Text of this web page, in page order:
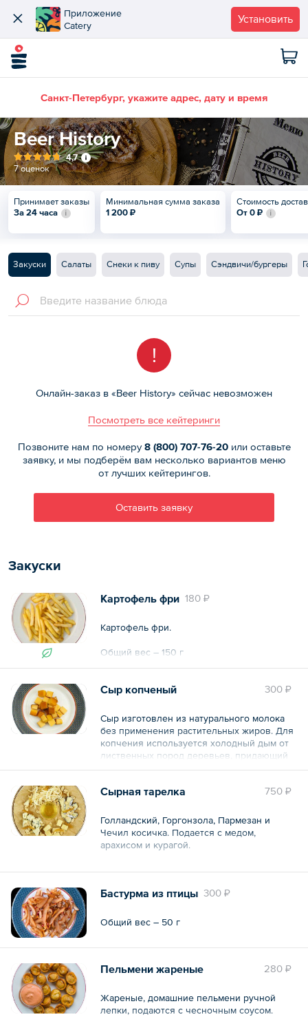
Приложение
Catery
Установить
Санкт-Петербург, укажите адрес, дату и время
Beer History
4,7
7 оценок
Принимает заказы
За 24 часа
Минимальная сумма заказа
1 200 ₽
Стоимость
От 0 ₽
Закуски Салаты Снеки к пиву Супы Сэндвичи/бургеры
!
Онлайн-заказ в «Beer History» сейчас невозможен
Посмотреть все кейтеринги
Позвоните нам по номеру8 (800) 707-76-20или оставьте
заявку, и мы подберём вам несколько вариантов меню
от лучших кейтерингов.
Оставить заявку
Закуски
180 ₽
Картофель фри
Картофель фри.
Общий вес – 150 г
300 ₽
Сыр копченый
Сыр изготовлен из натурального молока
без применения растительных жиров. Для
копчения используется холодный дым от
лиственных пород деревьев, придающий
продукту приятный цвет и аромат.
и продукт получается вкусным и
Общий вес – 100 г
750 ₽
Сырная тарелка
Голландский, Горгонзола, Пармезан и
Чечил косичка. Подается с медом,
арахисом и курагой.
Общий вес – 230 г
300 ₽
Бастурма из птицы
Общий вес – 50 г
280 ₽
Пельмени жареные
Жареные, домашние пельмени ручной
лепки, подаются с чесночным соусом.